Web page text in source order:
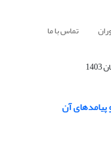
تماس با ما
پیامدهای آن